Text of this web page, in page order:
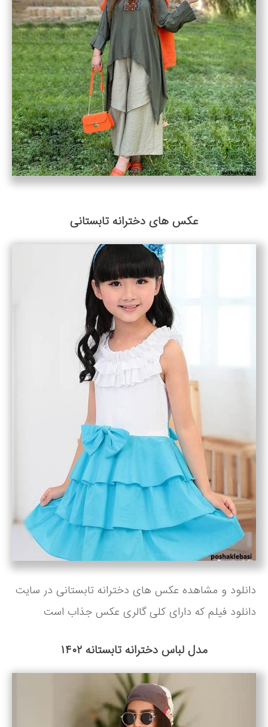
عکس های دخترانه تابستانی
دانلود و مشاهده عکس های دخترانه تابستانی در سایت
دانلود فیلم که دارای کلی گالری عکس جذاب است
مدل لباس دخترانه تابستانه ۱۴۰۲